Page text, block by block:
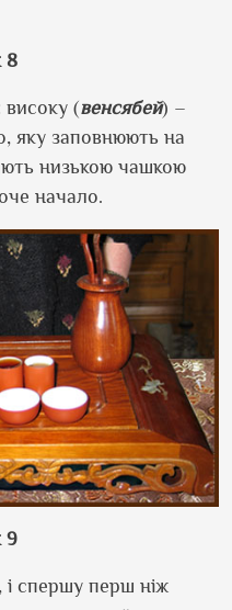
8
високу (венсябей) –
яку заповнюють на
низькою чашкою
начало.
9
спершу перш ніж